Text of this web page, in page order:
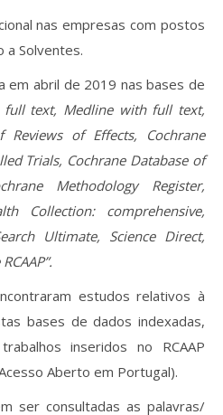
nas empresas com postos
a Solventes.
em abril de 2019 nas bases de
full text, Medline with full text,
Reviews of Effects, Cochrane
Trials, Cochrane Database of
Methodology Register,
Collection: comprehensive,
Ultimate, Science Direct,
estudos relativos à
bases de dados indexadas,
inseridos no RCAAP
Aberto em Portugal).
ser consultadas as palavras/